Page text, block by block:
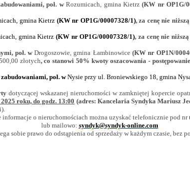
poł. wRozumicach, gmina Kietrz(KW nr OP1G/
gmina Kietrz (KW nr OP1G/00007328/1), za cenę nie
gmina Kietrz(KW nr OP1G/00007328/1), za cenę nie
poł. wDrogoszowie, gmina Łambinowice(KW nr OP1N/
złotych, co stanowi 50% kwoty oszacowania -
poł. wNysie przy ul. Broniewskiego 18, gmina
dotyczącej wskazanej nieruchomości w zamkniętej kopercie
roku, do godz. 13:00 (adres: Kancelaria Syndyka Mariusz
informacje o nieruchomościach można uzyskać telefonicznie pod nr
lub mailowo: syndyk@syndyk-online.com
sobie prawo do odstąpienia od sprzedaży w każdym czasie, bez